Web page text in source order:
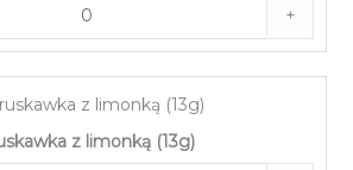
+
z limonką (13g)